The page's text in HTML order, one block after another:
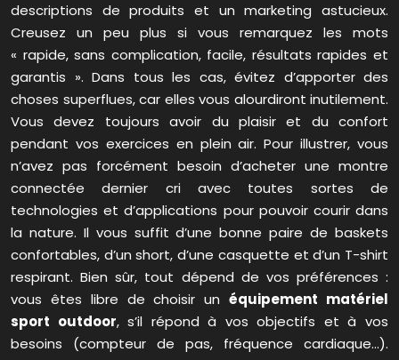
descriptions de produits et un marketing astucieux.
Creusez un peu plus si vous remarquez les mots
« rapide, sans complication, facile, résultats rapides et
garantis ». Dans tous les cas, évitez d’apporter des
choses superflues, car elles vous alourdiront inutilement.
Vous devez toujours avoir du plaisir et du confort
pendant vos exercices en plein air. Pour illustrer, vous
n’avez pas forcément besoin d’acheter une montre
connectée dernier cri avec toutes sortes de
technologies et d’applications pour pouvoir courir dans
la nature. Il vous suffit d’une bonne paire de baskets
confortables, d’un short, d’une casquette et d’un T-shirt
respirant. Bien sûr, tout dépend de vos préférences :
vous êtes libre de choisir unéquipement matériel
sport outdoor, s’il répond à vos objectifs et à vos
besoins (compteur de pas, fréquence cardiaque…).